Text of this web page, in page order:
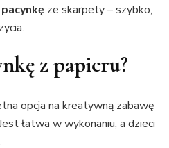
ze skarpety – szybko,
z papieru?
opcja na kreatywną zabawę
łatwa w wykonaniu, a dzieci